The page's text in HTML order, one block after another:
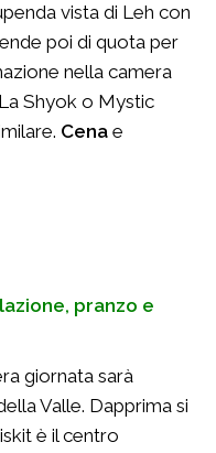
vista di Leh con
poi di quota per
nella camera
Shyok o Mystic
Cena e
pranzo e
giornata sarà
Valle. Dapprima si
è il centro